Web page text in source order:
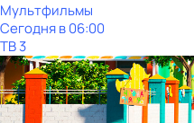
Мультфильмы
Сегодня в 06:00
ТВ 3